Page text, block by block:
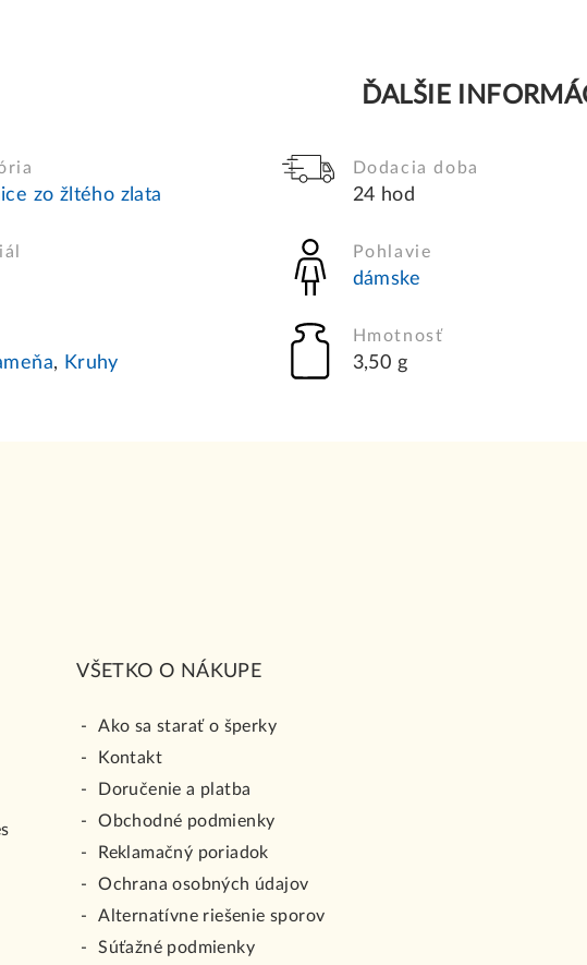
ĎALŠIE
zo žltého zlata
Dodacia doba
24 hod
Pohlavie
dámske
, Kruhy
Hmotnosť
3,50 g
VŠETKO O NÁKUPE
Ako sa starať o šperky
Kontakt
Doručenie a platba
Obchodné podmienky
Reklamačný poriadok
Ochrana osobných údajov
Alternatívne riešenie sporov
Súťažné podmienky